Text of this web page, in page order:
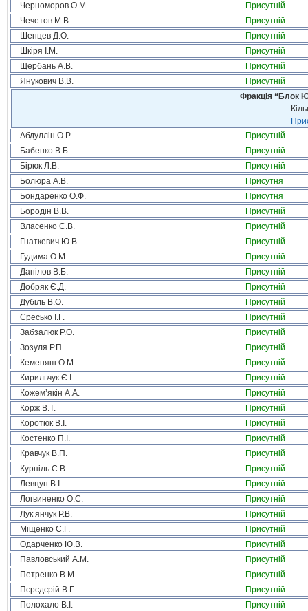
Черноморов О.М.
Присутній
Чечетов М.В.
Присутній
Шенцев Д.О.
Присутній
Шкіря І.М.
Присутній
Щербань А.В.
Присутній
Янукович В.В.
Присутній
Фракція “Блок
Абдуллін О.Р.
Присутній
Бабенко В.Б.
Присутній
Бірюк Л.В.
Присутній
Болюра А.В.
Присутня
Бондаренко О.Ф.
Присутня
Бородін В.В.
Присутній
Власенко С.В.
Присутній
Гнаткевич Ю.В.
Присутній
Гудима О.М.
Присутній
Данілов В.Б.
Присутній
Добряк Є.Д.
Присутній
Дубіль В.О.
Присутній
Єресько І.Г.
Присутній
Забзалюк Р.О.
Присутній
Зозуля Р.П.
Присутній
Кеменяш О.М.
Присутній
Кирильчук Є.І.
Присутній
Кожем’якін А.А.
Присутній
Корж В.Т.
Присутній
Коротюк В.І.
Присутній
Костенко П.І.
Присутній
Кравчук В.П.
Присутній
Курпіль С.В.
Присутній
Левцун В.І.
Присутній
Логвиненко О.С.
Присутній
Лук’янчук Р.В.
Присутній
Міщенко С.Г.
Присутній
Одарченко Ю.В.
Присутній
Павловський А.М.
Присутній
Петренко В.М.
Присутній
Пєрєдєрій В.Г.
Присутній
Полохало В.І.
Присутній